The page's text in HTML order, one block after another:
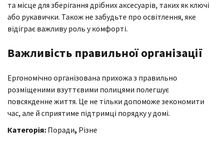
та місце для зберігання дрібних аксесуарів, таких як ключі
або рукавички. Також не забудьте про освітлення, яке
відіграє важливу роль у комфорті.
Важливість правильної організації
Ергономічно організована прихожа з правильно
розміщеними взуттєвими полицями полегшує
повсякденне життя. Це не тільки допоможе зекономити
час, але й сприятиме підтримці порядку у домі.
Категорія: Поради, Різне